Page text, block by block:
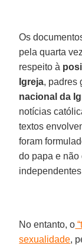
Os
pela quarta
respeito à
Igreja, padres
nacional da
notícias
textos
foram
do papa e
No entanto, o
sexualidade,